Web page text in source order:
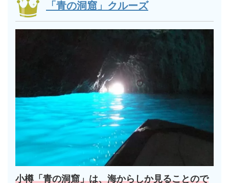
「青の洞窟」クルーズ
小樽「青の洞窟」は、海からしか見ることので